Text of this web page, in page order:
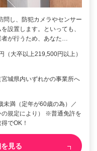
問し、防犯カメラやセンサー
設置します。といっても、
者が行うため、あなた…
（大卒以上219,500円以上）
城県内いずれかの事業所へ
未満（定年が60歳の為）／
規定により） ※普通免許を
でOK！
見る